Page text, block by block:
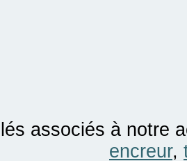
associés à notre
encreur,